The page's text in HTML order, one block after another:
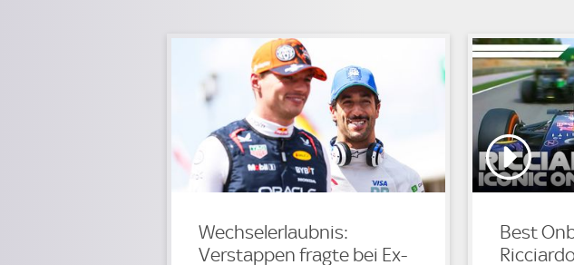
Wechselerlaubnis:
Verstappen fragte bei Ex-
Best